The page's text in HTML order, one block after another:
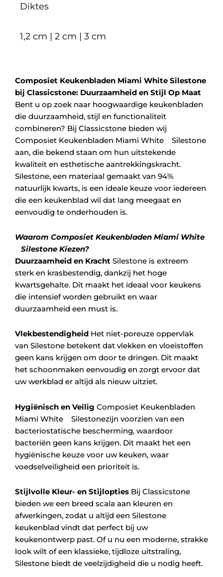
Diktes
1,2 cm | 2 cm | 3 cm
Composiet Keukenbladen Miami White Silestone
bij Classicstone: Duurzaamheid en Stijl Op Maat
Bent u op zoek naar hoogwaardige keukenbladen
die duurzaamheid, stijl en functionaliteit
combineren? Bij Classicstone bieden wij
Composiet Keukenbladen Miami White Silestone
aan, die bekend staan om hun uitstekende
kwaliteit en esthetische aantrekkingskracht.
Silestone, een materiaal gemaakt van 94%
natuurlijk kwarts, is een ideale keuze voor iedereen
die een keukenblad wil dat lang meegaat en
eenvoudig te onderhouden is.
Waarom Composiet Keukenbladen Miami White
Silestone Kiezen?
Duurzaamheid en Kracht Silestone is extreem
sterk en krasbestendig, dankzij het hoge
kwartsgehalte. Dit maakt het ideaal voor keukens
die intensief worden gebruikt en waar
duurzaamheid een must is.
Vlekbestendigheid Het niet-poreuze oppervlak
van Silestone betekent dat vlekken en vloeistoffen
geen kans krijgen om door te dringen. Dit maakt
het schoonmaken eenvoudig en zorgt ervoor dat
uw werkblad er altijd als nieuw uitziet.
Hygiënisch en Veilig Composiet Keukenbladen
Miami White Silestonezijn voorzien van een
bacteriostatische bescherming, waardoor
bacteriën geen kans krijgen. Dit maakt het een
hygiënische keuze voor uw keuken, waar
voedselveiligheid een prioriteit is.
Stijlvolle Kleur- en Stijlopties Bij Classicstone
bieden we een breed scala aan kleuren en
afwerkingen, zodat u altijd een Silestone
keukenblad vindt dat perfect bij uw
keukenontwerp past. Of u nu een moderne, strakke
look wilt of een klassieke, tijdloze uitstraling,
Silestone biedt de veelzijdigheid die u nodig heeft.